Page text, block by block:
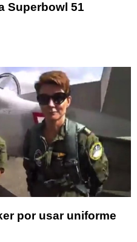
Superbowl 51
por usar uniforme